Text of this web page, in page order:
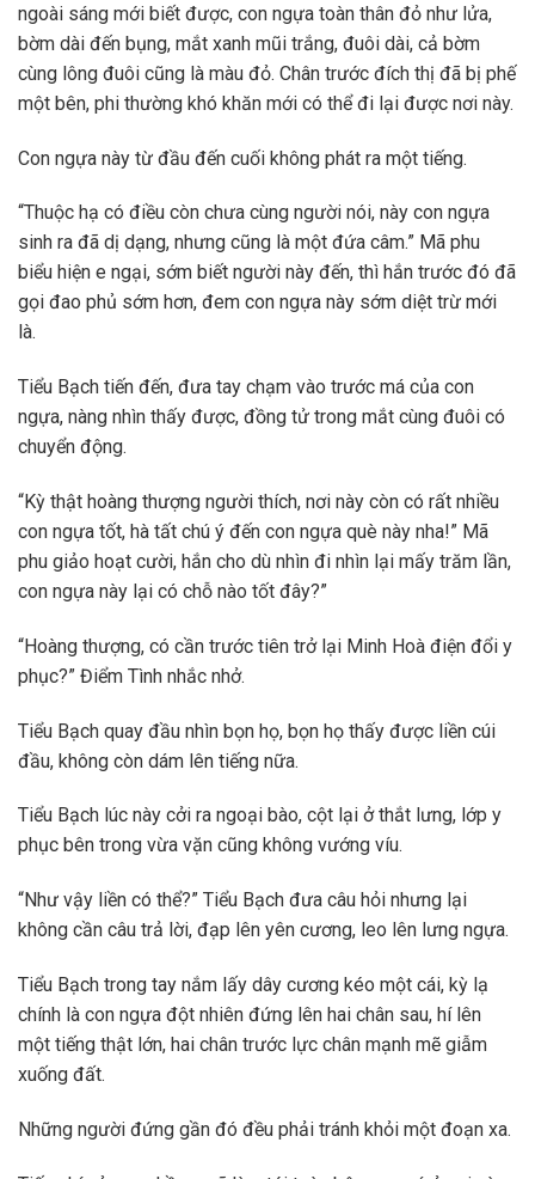
ngoài sáng mới biết được, con ngựa toàn thân đỏ như lửa,
bờm dài đến bụng, mắt xanh mũi trắng, đuôi dài, cả bờm
cùng lông đuôi cũng là màu đỏ. Chân trước đích thị đã bị phế
một bên, phi thường khó khăn mới có thể đi lại được nơi này.
Con ngựa này từ đầu đến cuối không phát ra một tiếng.
“Thuộc hạ có điều còn chưa cùng người nói, này con ngựa
sinh ra đã dị dạng, nhưng cũng là một đứa câm.” Mã phu
biểu hiện e ngại, sớm biết người này đến, thì hắn trước đó đã
gọi đao phủ sớm hơn, đem con ngựa này sớm diệt trừ mới
là.
Tiểu Bạch tiến đến, đưa tay chạm vào trước má của con
ngựa, nàng nhìn thấy được, đồng tử trong mắt cùng đuôi có
chuyển động.
“Kỳ thật hoàng thượng người thích, nơi này còn có rất nhiều
con ngựa tốt, hà tất chú ý đến con ngựa què này nha!” Mã
phu giảo hoạt cười, hắn cho dù nhìn đi nhìn lại mấy trăm lần,
con ngựa này lại có chỗ nào tốt đây?”
“Hoàng thượng, có cần trước tiên trở lại Minh Hoà điện đổi y
phục?” Điểm Tình nhắc nhở.
Tiểu Bạch quay đầu nhìn bọn họ, bọn họ thấy được liền cúi
đầu, không còn dám lên tiếng nữa.
Tiểu Bạch lúc này cởi ra ngoại bào, cột lại ở thắt lưng, lớp y
phục bên trong vừa vặn cũng không vướng víu.
“Như vậy liền có thể?” Tiểu Bạch đưa câu hỏi nhưng lại
không cần câu trả lời, đạp lên yên cương, leo lên lưng ngựa.
Tiểu Bạch trong tay nắm lấy dây cương kéo một cái, kỳ lạ
chính là con ngựa đột nhiên đứng lên hai chân sau, hí lên
một tiếng thật lớn, hai chân trước lực chân mạnh mẽ giẫm
xuống đất.
Những người đứng gần đó đều phải tránh khỏi một đoạn xa.